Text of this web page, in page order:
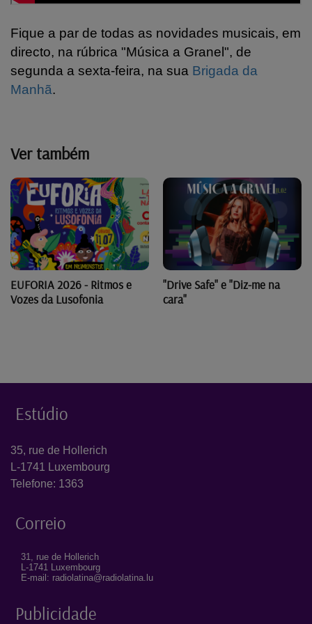
Fique a par de todas as novidades musicais, em
directo, na rúbrica "Música a Granel", de
segunda a sexta-feira, na sua Brigada da
Manhã.
Ver também
EUFORIA 2026 - Ritmos e
Vozes da Lusofonia
"Drive Safe" e "Diz-me na
cara"
Estúdio
35, rue de Hollerich
L-1741 Luxembourg
Telefone: 1363
Correio
31, rue de Hollerich
L-1741 Luxembourg
E-mail: radiolatina@radiolatina.lu
Publicidade